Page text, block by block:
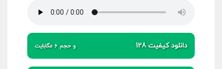
دانلود کیفیت 128 و حجم 6 مگابایت